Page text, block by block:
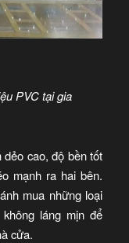
PVC tại gia
cao, độ bền tốt
mạnh ra hai bên.
mua những loại
láng mịn để
cửa.